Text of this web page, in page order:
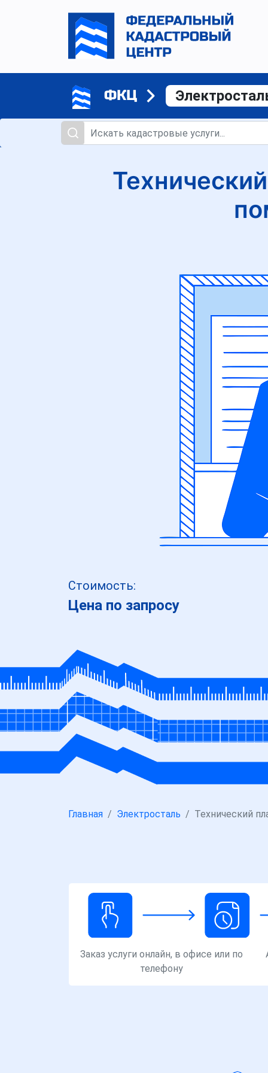
ФКЦ
Стоимость:
Цена по запросу
Главная Электросталь Технический
Заказ услуги онлайн, в офисе или по
телефону